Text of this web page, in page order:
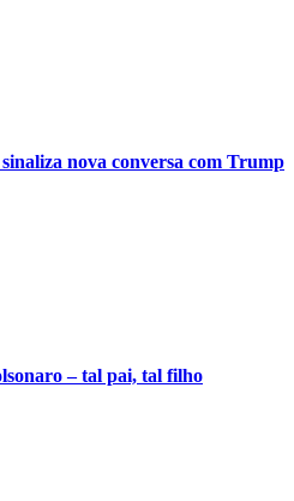
nova conversa com Trump
– tal pai, tal filho